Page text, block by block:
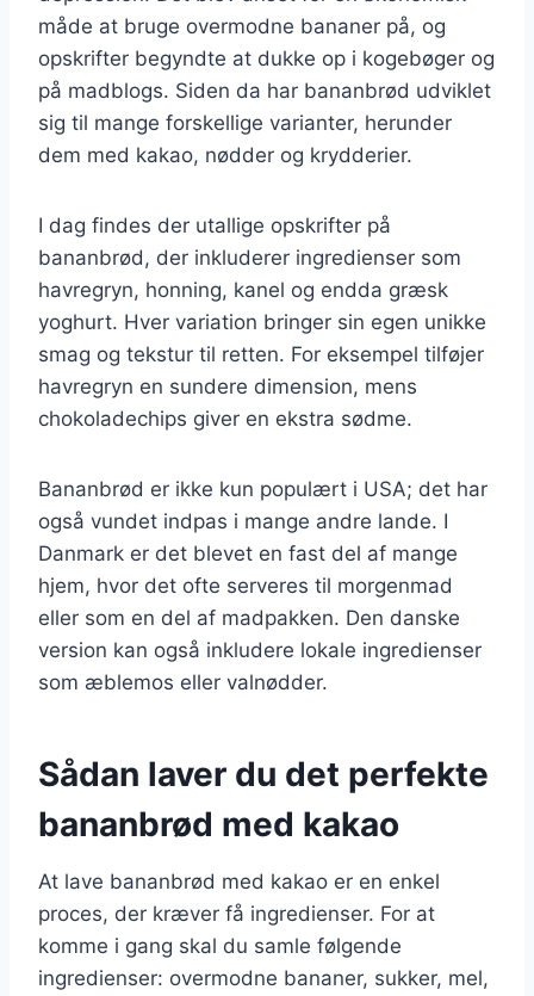
måde at bruge overmodne bananer på, og
opskrifter begyndte at dukke op i kogebøger og
på madblogs. Siden da har bananbrød udviklet
sig til mange forskellige varianter, herunder
dem med kakao, nødder og krydderier.
I dag findes der utallige opskrifter på
bananbrød, der inkluderer ingredienser som
havregryn, honning, kanel og endda græsk
yoghurt. Hver variation bringer sin egen unikke
smag og tekstur til retten. For eksempel tilføjer
havregryn en sundere dimension, mens
chokoladechips giver en ekstra sødme.
Bananbrød er ikke kun populært i USA; det har
også vundet indpas i mange andre lande. I
Danmark er det blevet en fast del af mange
hjem, hvor det ofte serveres til morgenmad
eller som en del af madpakken. Den danske
version kan også inkludere lokale ingredienser
som æblemos eller valnødder.
Sådan laver du det perfekte
bananbrød med kakao
At lave bananbrød med kakao er en enkel
proces, der kræver få ingredienser. For at
komme i gang skal du samle følgende
ingredienser: overmodne bananer, sukker, mel,